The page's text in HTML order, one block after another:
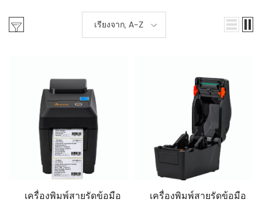
เรียงจาก, A-Z
เครื่องพิมพ์สายรัดข้อมือ
เครื่องพิมพ์สายรัดข้อมือ